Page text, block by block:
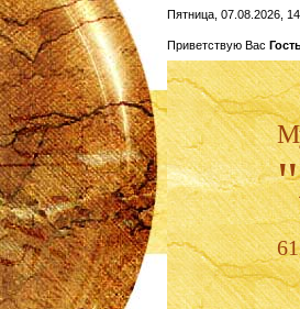
Пятница, 07.08.2026,
Приветствую Вас